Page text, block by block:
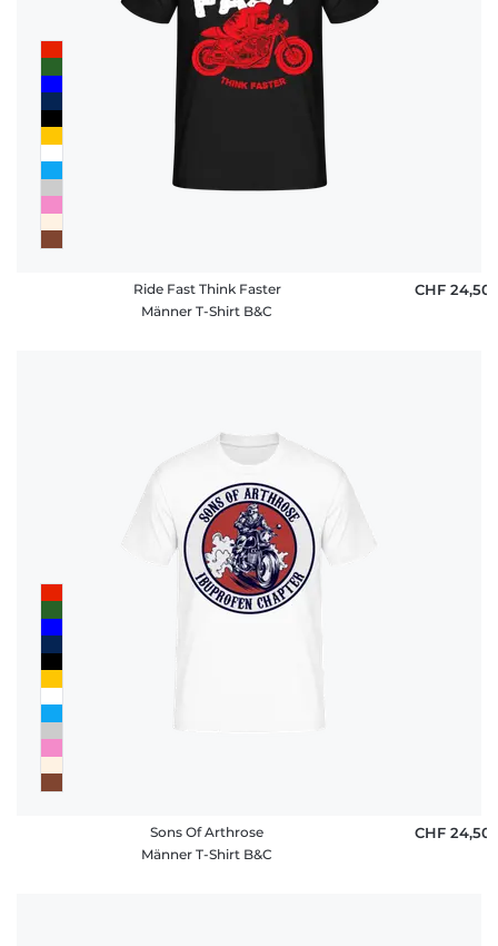
Ride Fast Think Faster
Männer T-Shirt B&C
CHF 24,50
Sons Of Arthrose
Männer T-Shirt B&C
CHF 24,50